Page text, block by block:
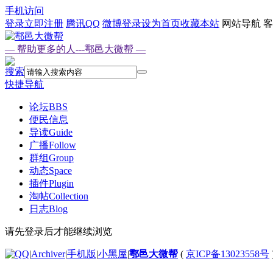
手机访问
登录立即注册 腾讯QQ 微博登录设为首页收藏本站 网站导航
— 帮助更多的人---鄠邑大微帮 —
搜索
快捷导航
论坛BBS
便民信息
导读Guide
广播Follow
群组Group
动态Space
插件Plugin
淘帖Collection
日志Blog
请先登录后才能继续浏览
|Archiver|手机版|小黑屋|鄠邑大微帮 ( 京ICP备13023558号